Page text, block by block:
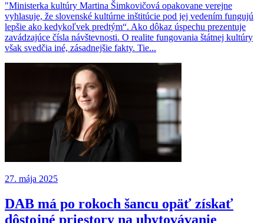
"Ministerka kultúry Martina Šimkovičová opakovane verejne
vyhlasuje, že slovenské kultúrne inštitúcie pod jej vedením fungujú
lepšie ako kedykoľvek predtým“. Ako dôkaz úspechu prezentuje
zavádzajúce čísla návštevnosti. O realite fungovania štátnej kultúry
však svedčia iné, zásadnejšie fakty. Tie...
27. mája 2025
DAB má po rokoch šancu opäť získať
dôstojné priestory na ubytovávanie